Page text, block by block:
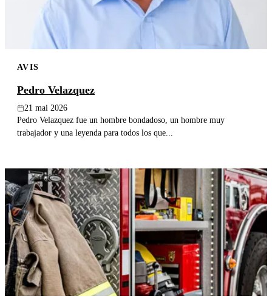
AVIS
Pedro Velazquez
21 mai 2026
Pedro Velazquez fue un hombre bondadoso, un hombre muy
trabajador y una leyenda para todos los que...